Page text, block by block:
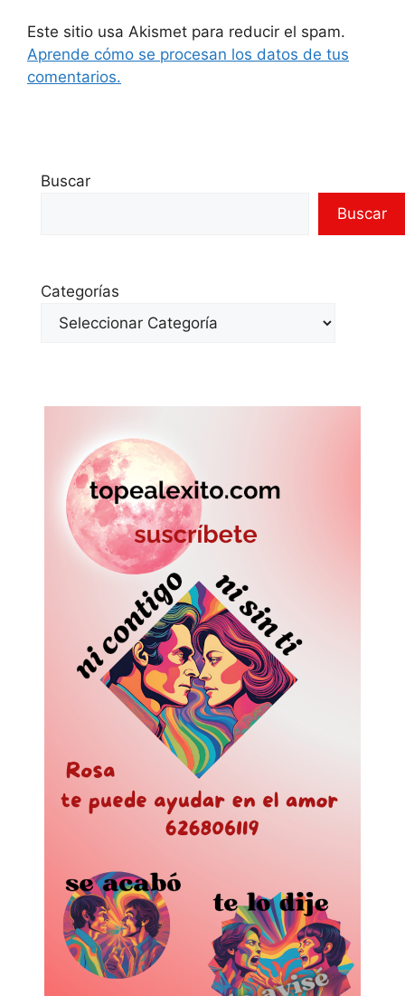
Este sitio usa Akismet para reducir el spam.
Aprende cómo se procesan los datos de tus
comentarios.
Buscar
Buscar
Categorías